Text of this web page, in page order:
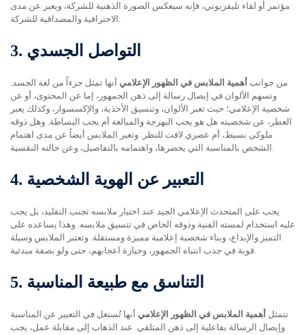
مؤتمر أو لقاء تليفزيوني، فإنه سيعكس الصورة الذهنية للشركة، ويعبر عن مدى
3. التواصل الجسدي
من جوانب أهمية الملابس في الظهور الإعلامي أنها تمثل جزءاً من لغة الجسد.
وتسهم الألوان في إيصال رسالة إلى ذهن الجمهور، إما عن المحتوى، أو عن
شخصية الإعلامي؛ حيث تعبر الألوان، وتنسيق الأحذية، والإكسسوار، وكذلك يعبر
العطر، عن شخصيته هل هو يحب البهرجة والمبالغة أم يحب البساطة. وهل ذوقه
ملوكي بسيط، أم عصري لافت للنظر. وتعبر الملابس أيضاً عن مدى اهتمام
4. التعبير عن الهوية الشخصية
يجب على المتحدث الإعلامي الجيد عند اختيار ملابسه تجنب التقليد، بل يجب
عليه استخدام لمسته الفنية وذوقه الخاص في تنسيق ملابسه. وهذا يساعده على
التميز والإبداع، وبناء شخصية إعلامية مميزة ومستقلة. وتعتبر الملابس وسيلة
5. التناسق مع طبيعة المناسبة
تتمثل أهمية الملابس في الظهور الإعلامي أنها تُستغل في التعبير عن المناسبة
وإيصال الرسالة بفاعلية إلى ذهن المتلقي. عند الذهاب إلى مقابلة عمل، يجب